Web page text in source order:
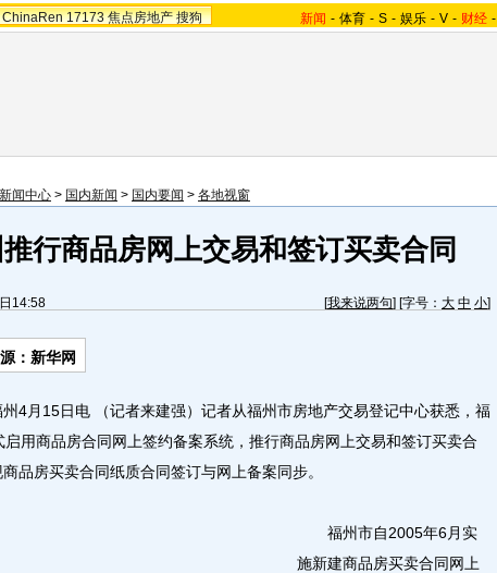
ChinaRen 17173 焦点房地产 搜狗 新闻 - 体育 - S - 娱乐 - V - 财经 -
新闻中心 > 国内新闻 > 国内要闻 > 各地视窗
行商品房网上交易和签订买卖合同
14:58 [我来说两句] [字号： 大 中 小]
：新华网
月15日电 （记者来建强）记者从福州市房地产交易登记中心获悉，福
启用商品房合同网上签约备案系统，推行商品房网上交易和签订买卖合
品房买卖合同纸质合同签订与网上备案同步。
福州市自2005年6月实
施新建商品房买卖合同网上